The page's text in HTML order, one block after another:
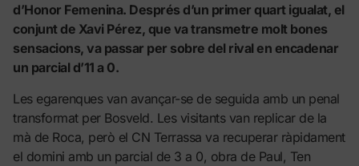
d’Honor Femenina. Després d’un primer quart igualat, el
conjunt de Xavi Pérez, que va transmetre molt bones
sensacions, va passar per sobre del rival en encadenar
un parcial d’11 a 0.
Les egarenques van avançar-se de seguida amb un penal
transformat per Bosveld. Les visitants van replicar de la
mà de Roca, però el CN Terrassa va recuperar ràpidament
el domini amb un parcial de 3 a 0, obra de Paul, Ten